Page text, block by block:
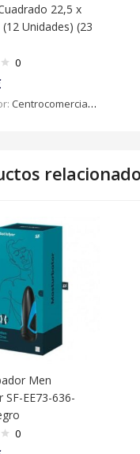
22,5 x
Unidades) (23
0
Centrocomercialdigital
Men
SF-EE73-636-
0